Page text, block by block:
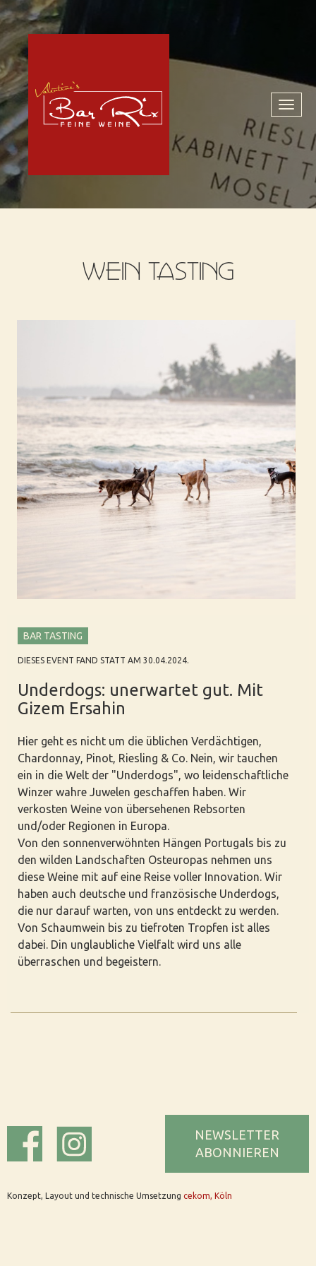
Toggle
WEIN TASTING
BAR TASTING
DIESES EVENT FAND STATT AM 30.04.2024.
Underdogs: unerwartet gut. Mit
Gizem Ersahin
Hier geht es nicht um die üblichen Verdächtigen,
Chardonnay, Pinot, Riesling & Co. Nein, wir tauchen
ein in die Welt der "Underdogs", wo leidenschaftliche
Winzer wahre Juwelen geschaffen haben. Wir
verkosten Weine von übersehenen Rebsorten
und/oder Regionen in Europa.
Von den sonnenverwöhnten Hängen Portugals bis zu
den wilden Landschaften Osteuropas nehmen uns
diese Weine mit auf eine Reise voller Innovation. Wir
haben auch deutsche und französische Underdogs,
die nur darauf warten, von uns entdeckt zu werden.
Von Schaumwein bis zu tiefroten Tropfen ist alles
dabei. Din unglaubliche Vielfalt wird uns alle
überraschen und begeistern.
Konzept, Layout und technische Umsetzung cekom, Köln
NEWSLETTER
ABONNIEREN